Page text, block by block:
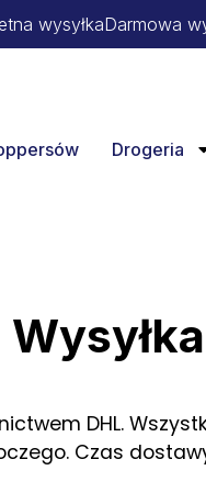
wysyłkaDarmowa
Drogeria
DHL.
Czas